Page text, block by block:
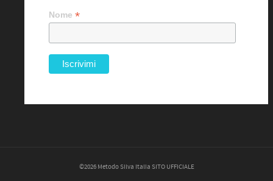
Nome *
©2026 Metodo Silva Italia SITO UFFICIALE